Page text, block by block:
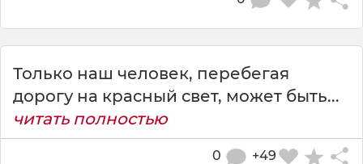
Только наш человек, перебегая
дорогу на красный свет, может быть...
читать полностью
+49
0